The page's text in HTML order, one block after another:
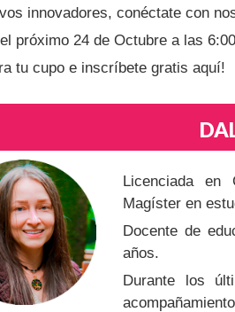
innovadores, conéctate con
el próximo 24 de Octubre a las
tu cupo e inscríbete gratis aquí!
Licenciada en
Magíster en
Docente de
años.
Durante los